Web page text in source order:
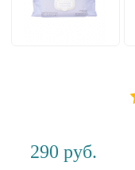
290 руб.